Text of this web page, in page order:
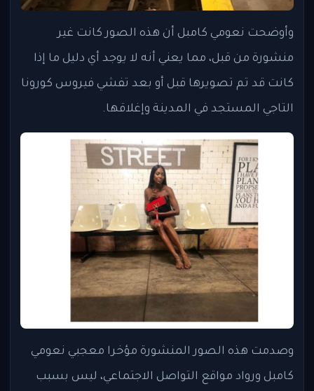
وأوضحت نعومي كامبل أن هذه الصور كانت غير
منشورة من قبل، مما يعني أنه لا يوجد أي دليل ما إذا
كانت قد تم تصويرها قبل أو بعد تفشي فيروس كورونا
التاجي المستجد في المدينة وإغلاقها.
وصدمت هذه الصور المنشورة مؤخرا معجبي نعومي
كامبل ورواد مواقع التواصل الاجتماعي، ليس بسبب